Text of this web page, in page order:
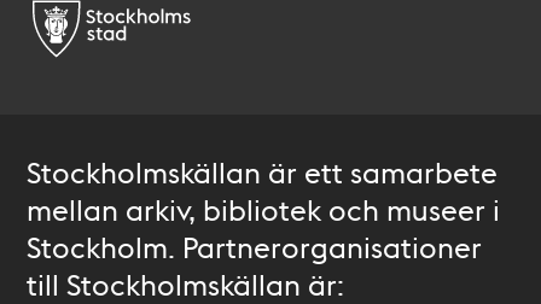
Stockholmskällan är ett samarbete
mellan arkiv, bibliotek och museer i
Stockholm. Partnerorganisationer
till Stockholmskällan är: